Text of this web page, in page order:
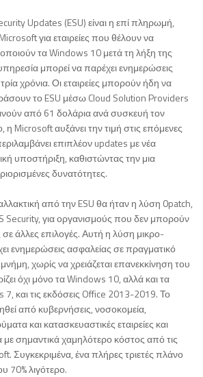
Updates (ESU) είναι η επί πληρωμή,
για εταιρείες που θέλουν να
τα Windows 10 μετά τη λήξη της
μπορεί να παρέχει ενημερώσεις
χρόνια. Οι εταιρείες μπορούν ήδη να
το ESU μέσω Cloud Solution Providers
από 61 δολάρια ανά συσκευή τον
Microsoft αυξάνει την τιμή στις επόμενες
επιπλέον updates με νέα
υποστήριξη, καθιστώντας την μια
δυνατότητες.
από την ESU θα ήταν η λύση 0patch,
Security, για οργανισμούς που δεν μπορούν
άλλες επιλογές. Αυτή η λύση μικρο-
ενημερώσεις ασφαλείας σε πραγματικό
χωρίς να χρειάζεται επανεκκίνηση του
όχι μόνο τα Windows 10, αλλά και τα
και τις εκδόσεις Office 2013-2019. Το
από κυβερνήσεις, νοσοκομεία,
και κατασκευαστικές εταιρείες και
σημαντικά χαμηλότερο κόστος από τις
Συγκεκριμένα, ένα πλήρες τριετές πλάνο
70% λιγότερο.